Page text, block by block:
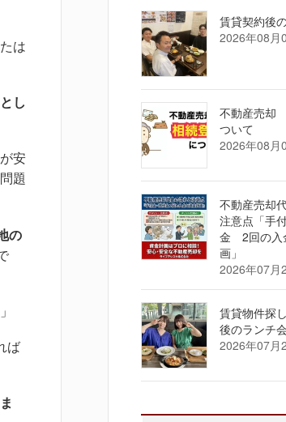
は
し
安
題
の
」
ば
賃貸契約後
2026年08月
不動産売却
ついて
2026年08月
不動産売却
注意点「手
金 2回の入
画」
2026年07月
賃貸物件探
後のランチ
2026年07月